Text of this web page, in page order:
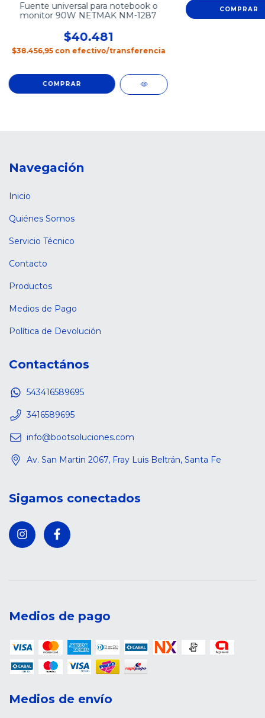
Fuente universal para notebook o
monitor 90W NETMAK NM-1287
$40.481
$38.456,95 con efectivo/transferencia
Navegación
Inicio
Quiénes Somos
Servicio Técnico
Contacto
Productos
Medios de Pago
Política de Devolución
Contactános
543416589695
3416589695
info@bootsoluciones.com
Av. San Martin 2067, Fray Luis Beltrán, Santa Fe
Sigamos conectados
Medios de pago
Medios de envío